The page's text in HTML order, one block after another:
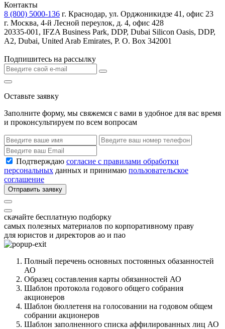
Контакты
8 (800) 5000-136 г. Краснодар, ул. Орджоникидзе 41, офис 23
г. Москва, 4-й Лесной переулок, д. 4, офис 428
20335-001, IFZA Business Park, DDP, Dubai Silicon Oasis, DDP,
A2, Dubai, United Arab Emirates, P. O. Box 342001
Подпишитесь на рассылку
Оставьте заявку
Заполните форму, мы свяжемся с вами в удобное для вас время
и проконсультируем по всем вопросам
Подтверждаю согласие с правилами обработки
персональных данных и принимаю пользовательское
соглашение
Отправить заявку
скачайте бесплатную подборку
самых полезных материалов по корпоративному праву
для юристов и директоров ао и пао
Полный перечень основных постоянных обазанностей
АО
Образец составления карты обязанностей АО
Шаблон протокола годового общего собрания
акционеров
Шаблон бюллетеня на голосовании на годовом общем
собрании акционеров
Шаблон заполненного списка аффилированных лиц АО